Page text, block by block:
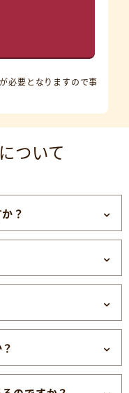
必要となりますので事
ついて
？